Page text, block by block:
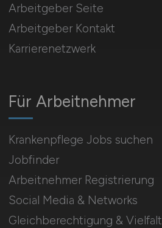
Für Arbeitnehmer
Krankenpflege Jobs suchen
Jobfinder
Arbeitnehmer Registrierung
Social Media & Networks
Gleichberechtigung & Vielfalt
Arbeitgeber Seite
Arbeitgeber Kontakt
Karrierenetzwerk